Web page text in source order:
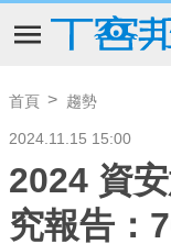
首頁 趨勢
2024.11.15 15:00
2024 資
究報告：